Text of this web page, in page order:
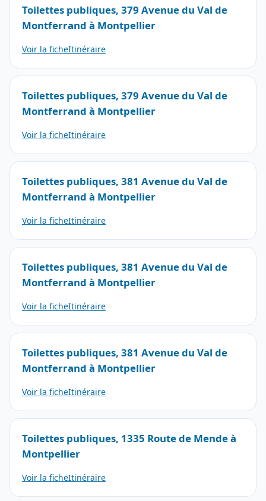
Toilettes publiques, 379 Avenue du Val de
Montferrand à Montpellier
Voir la ficheItinéraire
Toilettes publiques, 379 Avenue du Val de
Montferrand à Montpellier
Voir la ficheItinéraire
Toilettes publiques, 381 Avenue du Val de
Montferrand à Montpellier
Voir la ficheItinéraire
Toilettes publiques, 381 Avenue du Val de
Montferrand à Montpellier
Voir la ficheItinéraire
Toilettes publiques, 381 Avenue du Val de
Montferrand à Montpellier
Voir la ficheItinéraire
Toilettes publiques, 1335 Route de Mende à
Montpellier
Voir la ficheItinéraire